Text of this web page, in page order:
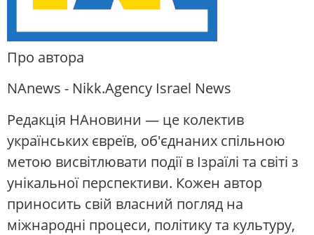
Про автора
NAnews - Nikk.Agency Israel News
Редакція НАновини — це колектив
українських євреїв, об'єднаних спільною
метою висвітлювати події в Ізраїлі та світі з
унікальної перспективи. Кожен автор
приносить свій власний погляд на
міжнародні процеси, політику та культуру,